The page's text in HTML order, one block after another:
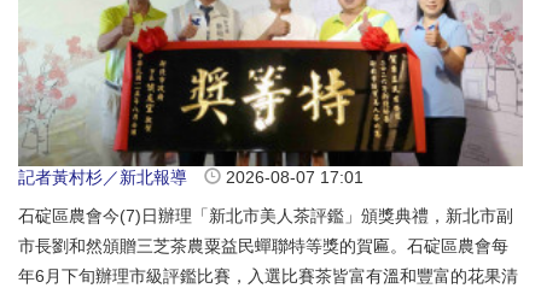
杯享受無痕娛樂
(13:25)
記者黃村杉／新北報導
2026-08-07 17:01
石碇區農會今(7)日辦理「新北市美人茶評鑑」頒獎典禮，新北市副
市長劉和然頒贈三芝茶農粟益民蟬聯特等獎的賀匾。石碇區農會每
年6月下旬辦理市級評鑑比賽，入選比賽茶皆富有溫和豐富的花果清